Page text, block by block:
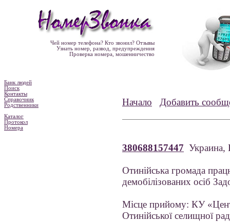
Чей номер телефона? Кто звонил? Отзывы
Узнать номер, развод, предупреждения
Проверка номера, мошенничество
Банк людей
Поиск
Контакты
Справочник
Родственники
Каталог
Протокол
Номера
Начало Добавить
380688157447
Отинійська громада
демобілізованих осіб
Місце прийому: КУ
Отинійської селищної